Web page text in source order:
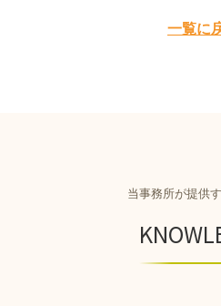
一覧に
当事務所が提供